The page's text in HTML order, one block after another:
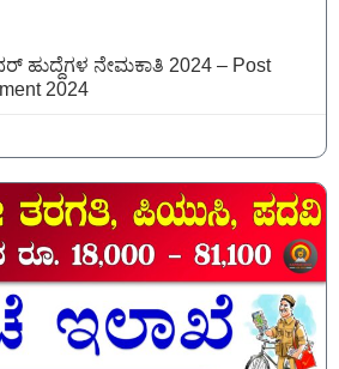
ಹುದ್ದೆಗಳ ನೇಮಕಾತಿ 2024 – Post
2024